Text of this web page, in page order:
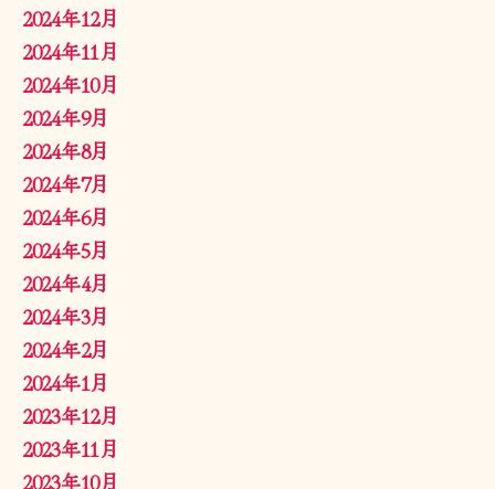
2024年12月
2024年11月
2024年10月
2024年9月
2024年8月
2024年7月
2024年6月
2024年5月
2024年4月
2024年3月
2024年2月
2024年1月
2023年12月
2023年11月
2023年10月